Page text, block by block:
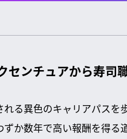
センチュアから寿司
る異色のキャリアパス
か数年で高い報酬を得